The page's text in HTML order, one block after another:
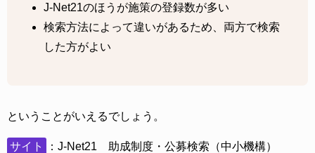
J-Net21のほうが施策の登録数が多い
検索方法によって違いがあるため、両方で検索
した方がよい
ということがいえるでしょう。
サイト ：J-Net21 助成制度・公募検索（中小機構）